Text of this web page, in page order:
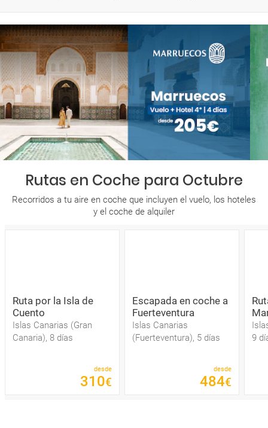
Rutas en Coche para Octubre
Recorridos a tu aire en coche que incluyen el vuelo, los hoteles
y el coche de alquiler
Ruta por la Isla de
Cuento
Islas Canarias (Gran
Canaria), 8 días
desde
310€
Escapada en coche a
Fuerteventura
Islas Canarias
(Fuerteventura), 5 días
desde
484€
9